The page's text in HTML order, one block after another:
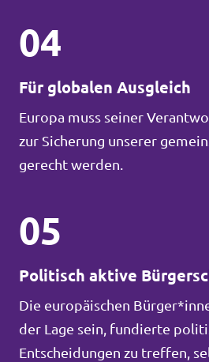
04
Für globalen Ausgleich
Europa muss seiner
zur Sicherung unserer
gerecht werden.
05
Politisch aktive
Die europäischen
der Lage sein, fundierte
Entscheidungen zu treffen,